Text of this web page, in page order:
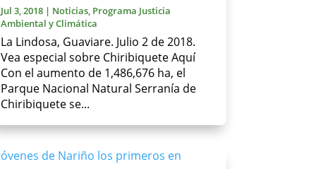
Jul 3, 2018 | Noticias, Programa Justicia
Ambiental y Climática
La Lindosa, Guaviare. Julio 2 de 2018.
Vea especial sobre Chiribiquete Aquí
Con el aumento de 1,486,676 ha, el
Parque Nacional Natural Serranía de
Chiribiquete se...